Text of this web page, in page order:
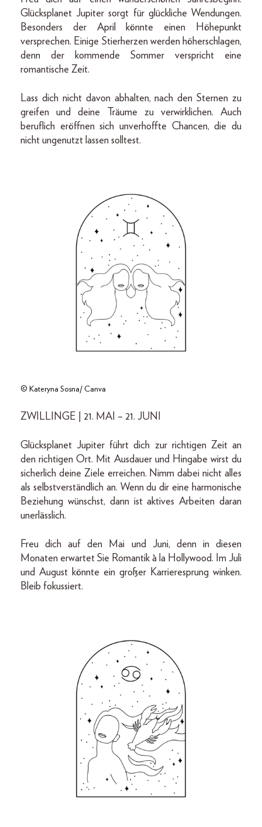
Glücksplanet Jupiter sorgt für glückliche Wendungen.
Besonders der April könnte einen Höhepunkt
versprechen. Einige Stierherzen werden höherschlagen,
denn der kommende Sommer verspricht eine
romantische Zeit.
Lass dich nicht davon abhalten, nach den Sternen zu
greifen und deine Träume zu verwirklichen. Auch
beruflich eröffnen sich unverhoffte Chancen, die du
nicht ungenutzt lassen solltest.
© Kateryna Sosna/ Canva
ZWILLINGE | 21. MAI – 21. JUNI
Glücksplanet Jupiter führt dich zur richtigen Zeit an
den richtigen Ort. Mit Ausdauer und Hingabe wirst du
sicherlich deine Ziele erreichen. Nimm dabei nicht alles
als selbstverständlich an. Wenn du dir eine harmonische
Beziehung wünschst, dann ist aktives Arbeiten daran
unerlässlich.
Freu dich auf den Mai und Juni, denn in diesen
Monaten erwartet Sie Romantik à la Hollywood. Im Juli
und August könnte ein großer Karrieresprung winken.
Bleib fokussiert.